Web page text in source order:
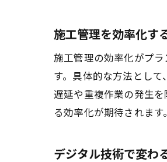
施工管理を効率化す
施工管理の効率化がプ
す。具体的な方法とし
遅延や重複作業の発生
る効率化が期待されます。
デジタル技術で変わ